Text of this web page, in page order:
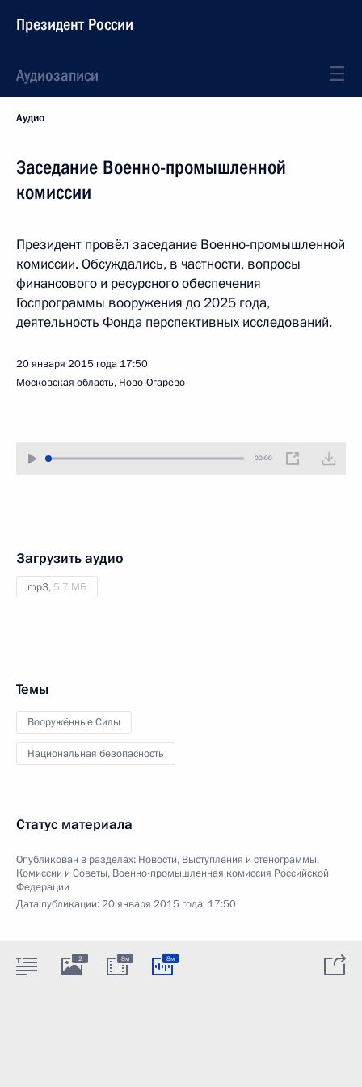
Президент России
Аудиозаписи
Аудио
Заседание Военно-промышленной
комиссии
Президент провёл заседание Военно-промышленной
комиссии. Обсуждались, в частности, вопросы
финансового и ресурсного обеспечения
Госпрограммы вооружения до 2025 года,
деятельность Фонда перспективных исследований.
20 января 2015 года 17:50
Московская область, Ново-Огарёво
00:00
Загрузить аудио
mp3, 5.7 МБ
Темы
Вооружённые Силы
Национальная безопасность
Статус материала
Опубликован в разделах: Новости, Выступления и стенограммы,
Комиссии и Советы, Военно-промышленная комиссия Российской
Федерации
Дата публикации:20 января 2015 года, 17:50
2 8м 8м